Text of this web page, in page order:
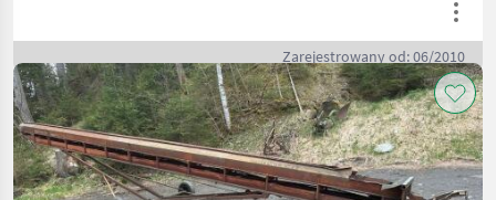
Zarejestrowany od: 06/2010